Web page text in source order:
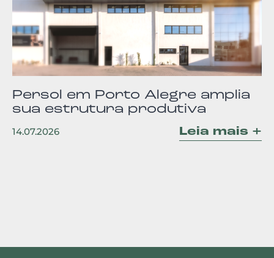
Persol em Porto Alegre amplia
sua estrutura produtiva
14.07.2026 Leia mais +